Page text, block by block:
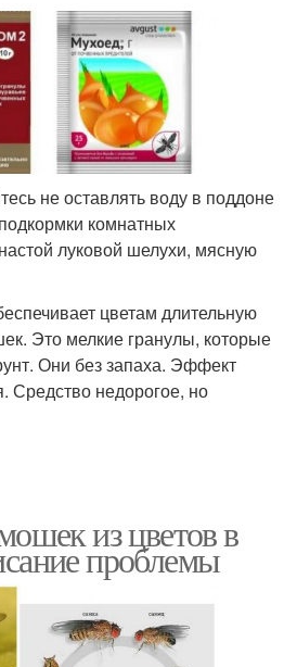
не оставлять воду в поддоне
комнатных
луковой шелухи, мясную
цветам длительную
Это мелкие гранулы, которые
Они без запаха. Эффект
Средство недорогое, но
из цветов в
проблемы